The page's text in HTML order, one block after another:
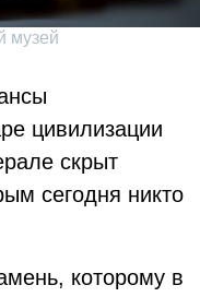
музей
цивилизации
скрыт
сегодня никто
которому в